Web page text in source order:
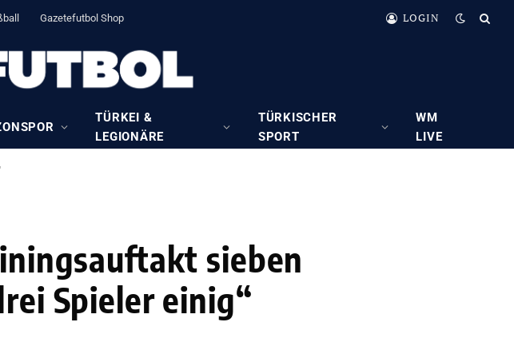
Gazetefutbol Shop LOGIN
TÜRKEI &
LEGIONÄRE
TÜRKISCHER
SPORT
WM
LIVE
sieben
Spieler einig“